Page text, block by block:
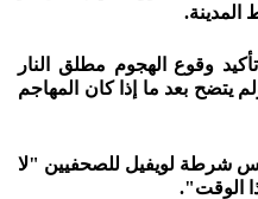
وقوع الهجوم مطلق النار
يتضح بعد ما إذا كان المهاجم
شرطة لويفيل للصحفيين "لا
الوقت".